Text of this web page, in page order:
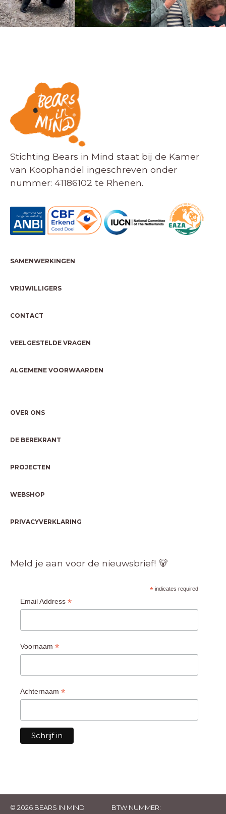
Stichting Bears in Mind staat bij de Kamer
van Koophandel ingeschreven onder
nummer: 41186102 te Rhenen.
SAMENWERKINGEN
VRIJWILLIGERS
CONTACT
VEELGESTELDE VRAGEN
ALGEMENE VOORWAARDEN
OVER ONS
DE BEREKRANT
PROJECTEN
WEBSHOP
PRIVACYVERKLARING
Meld je aan voor de nieuwsbrief! 🐻
* indicates required
Email Address *
Voornaam *
Achternaam *
© 2026 BEARS IN MIND
BTW NUMMER: